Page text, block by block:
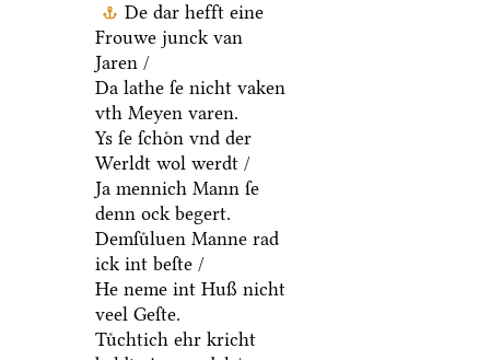
De dar hefft eine
Frouwe junck van
Jaren /
Da lathe ſe nicht vaken
vth Meyen varen.
Ys ſe ſchoͤn vnd der
Werldt wol werdt /
Ja mennich Mann ſe
denn ock begert.
Demſuͤluen Manne rad
ick int beſte /
He neme int Huß nicht
veel Geſte.
Tuͤchtich ehr kricht